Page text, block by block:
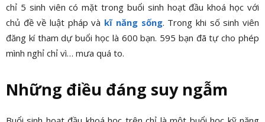
chỉ 5 sinh viên có mặt trong buổi sinh hoạt đầu khoá học với
chủ đề về luật pháp và kĩ năng sống. Trong khi số sinh viên
đăng kí tham dự buổi học là 600 bạn. 595 bạn đã tự cho phép
mình nghỉ chỉ vì… mưa quá to.
Những điều đáng suy ngẫm